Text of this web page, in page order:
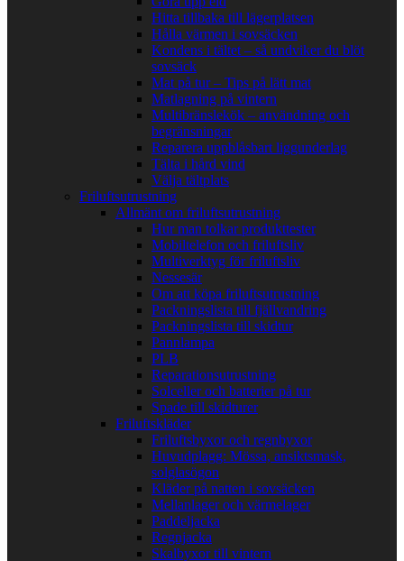
Hitta tillbaka till lägerplatsen
Hålla värmen i sovsäcken
Kondens i tältet – så undviker du blöt
sovsäck
Mat på tur – Tips på lätt mat
Matlagning på vintern
Multibränslekök – användning och
begränsningar
Reparera uppblåsbart liggunderlag
Tälta i hård vind
Välja tältplats
Friluftsutrustning
Allmänt om friluftsutrustning
Hur man tolkar produkttester
Mobiltelefon och friluftsliv
Multiverktyg för friluftsliv
Nessesär
Om att köpa friluftsutrustning
Packningslista till fjällvandring
Packningslista till skidtur
Pannlampa
PLB
Reparationsutrustning
Solceller och batterier på tur
Spade till skidturer
Friluftskläder
Friluftsbyxor och regnbyxor
Huvudplagg: Mössa, ansiktsmask,
solglasögon
Kläder på natten i sovsäcken
Mellanlager och värmelager
Paddeljacka
Regnjacka
Skalbyxor till vintern